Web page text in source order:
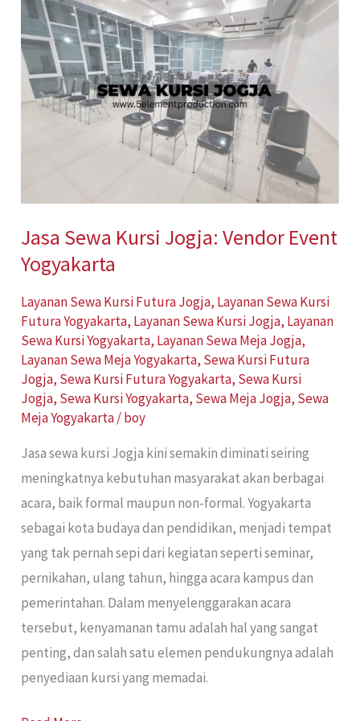
Jasa Sewa Kursi Jogja: Vendor Event
Yogyakarta
Layanan Sewa Kursi Futura Jogja, Layanan Sewa Kursi
Futura Yogyakarta, Layanan Sewa Kursi Jogja, Layanan
Sewa Kursi Yogyakarta, Layanan Sewa Meja Jogja,
Layanan Sewa Meja Yogyakarta, Sewa Kursi Futura
Jogja, Sewa Kursi Futura Yogyakarta, Sewa Kursi
Jogja, Sewa Kursi Yogyakarta, Sewa Meja Jogja, Sewa
Meja Yogyakarta/boy
Jasa sewa kursi Jogja kini semakin diminati seiring
meningkatnya kebutuhan masyarakat akan berbagai
acara, baik formal maupun non-formal. Yogyakarta
sebagai kota budaya dan pendidikan, menjadi tempat
yang tak pernah sepi dari kegiatan seperti seminar,
pernikahan, ulang tahun, hingga acara kampus dan
pemerintahan. Dalam menyelenggarakan acara
tersebut, kenyamanan tamu adalah hal yang sangat
penting, dan salah satu elemen pendukungnya adalah
penyediaan kursi yang memadai.
Sewa
Kursi
Jogja:
Vendor
Event